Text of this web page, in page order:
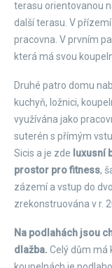
terasu orientovanou
další terasu. V
pracovna. V prvním
která má svou
Druhé patro domu
kuchyň, ložnici,
využívána jako
suterén s přímým
Sicis a je zde luxusní
prostor pro fitness,
zázemí a vstup do
zrekonstruována v r.
Na podlahách jsou
dlažba. Celý dům má